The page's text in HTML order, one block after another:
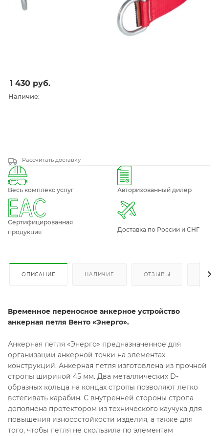
1 430 руб.
Наличие:
Рассчитать доставку
Весь комплекс услуг Авторизованный дилер
Сертифицированная
продукция
Доставка по России и СНГ
ОПИСАНИЕ НАЛИЧИЕ ОТЗЫВЫ КАК
Временное переносное анкерное устройство
анкерная петля Венто «Энерго».
Анкерная петля «Энерго» предназначенное для
организации анкерной точки на элементах
конструкций. Анкерная петля изготовлена из прочной
стропы шириной 45 мм. Два металлических D-
образных кольца на концах стропы позволяют легко
встегивать карабин. С внутренней стороны стропа
дополнена протектором из технического каучука для
повышения износостойкости изделия, а также для
того, чтобы петля не скользила по элементам